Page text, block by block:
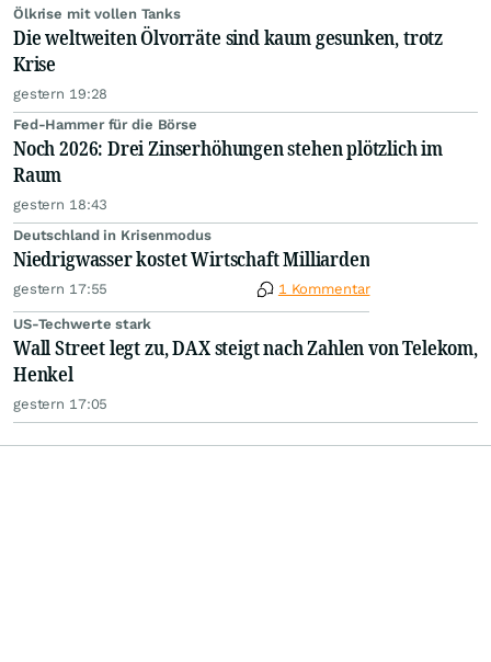
Ölkrise mit vollen Tanks
Die weltweiten Ölvorräte sind kaum gesunken, trotz
Krise
gestern 19:28
Fed-Hammer für die Börse
Noch 2026: Drei Zinserhöhungen stehen plötzlich im
Raum
gestern 18:43
Deutschland in Krisenmodus
Niedrigwasser kostet Wirtschaft Milliarden
gestern 17:55 1 Kommentar
US-Techwerte stark
Wall Street legt zu, DAX steigt nach Zahlen von Telekom,
Henkel
gestern 17:05